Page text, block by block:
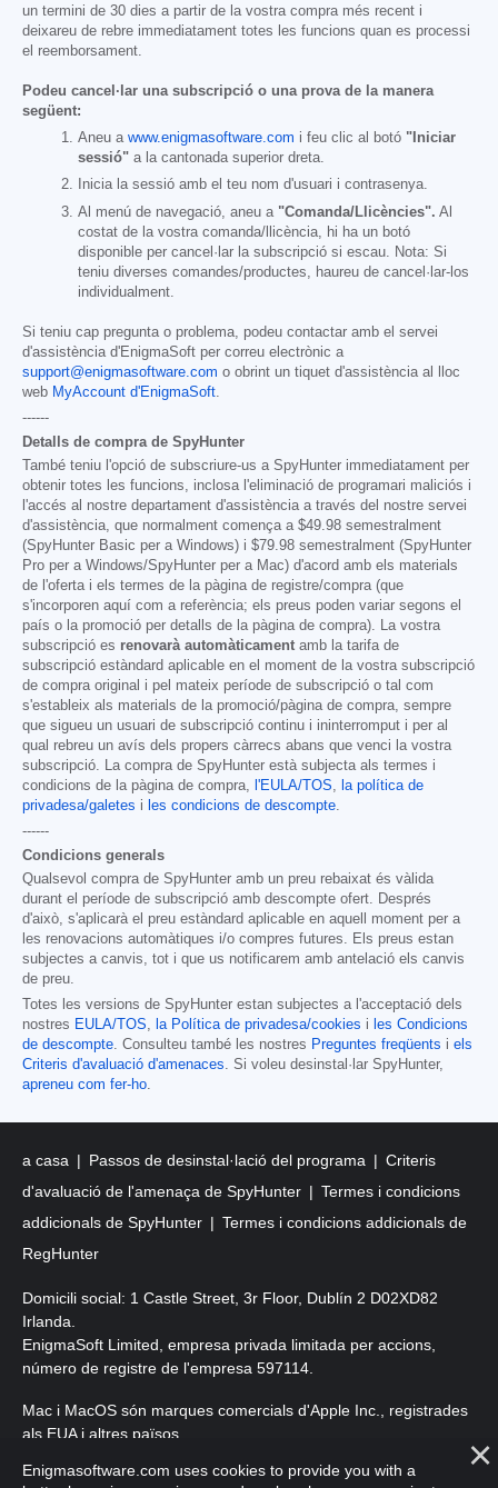
un termini de 30 dies a partir de la vostra compra més recent i
deixareu de rebre immediatament totes les funcions quan es processi
el reemborsament.
Podeu cancel·lar una subscripció o una prova de la manera
següent:
Aneu a www.enigmasoftware.com i feu clic al botó "Iniciar
sessió" a la cantonada superior dreta.
Inicia la sessió amb el teu nom d'usuari i contrasenya.
Al menú de navegació, aneu a "Comanda/Llicències". Al
costat de la vostra comanda/llicència, hi ha un botó
disponible per cancel·lar la subscripció si escau. Nota: Si
teniu diverses comandes/productes, haureu de cancel·lar-los
individualment.
Si teniu cap pregunta o problema, podeu contactar amb el servei
d'assistència d'EnigmaSoft per correu electrònic a
support@enigmasoftware.com o obrint un tiquet d'assistència al lloc
web MyAccount d'EnigmaSoft
------
Detalls de compra de SpyHunter
També teniu l'opció de subscriure-us a SpyHunter immediatament per
obtenir totes les funcions, inclosa l'eliminació de programari maliciós i
l'accés al nostre departament d'assistència a través del nostre servei
d'assistència, que normalment comença a $49.98 semestralment
(SpyHunter Basic per a Windows) i $79.98 semestralment (SpyHunter
Pro per a Windows/SpyHunter per a Mac) d'acord amb els materials
de l'oferta i els termes de la pàgina de registre/compra (que
s'incorporen aquí com a referència; els preus poden variar segons el
país o la promoció per detalls de la pàgina de compra). La vostra
subscripció es renovarà automàticament amb la tarifa de
subscripció estàndard aplicable en el moment de la vostra subscripció
de compra original i pel mateix període de subscripció o tal com
s'estableix als materials de la promoció/pàgina de compra, sempre
que sigueu un usuari de subscripció continu i ininterromput i per al
qual rebreu un avís dels propers càrrecs abans que venci la vostra
subscripció. La compra de SpyHunter està subjecta als termes i
condicions de la pàgina de compra,
l'EULA/TOS
la política de
privadesa/galetes i les condicions de descompte
------
Condicions generals
Qualsevol compra de SpyHunter amb un preu rebaixat és vàlida
durant el període de subscripció amb descompte ofert. Després
d'això, s'aplicarà el preu estàndard aplicable en aquell moment per a
les renovacions automàtiques i/o compres futures. Els preus estan
subjectes a canvis, tot i que us notificarem amb antelació els canvis
de preu.
Totes les versions de SpyHunter estan subjectes a l'acceptació dels
nostres EULA/TOS la Política de privadesa/cookies i les Condicions
de descompte . Consulteu també les nostres Preguntes freqüents i els
Criteris d'avaluació d'amenaces . Si voleu desinstal·lar SpyHunter,
apreneu com fer-ho
a casa Passos de desinstal·lació del programa
Criteris
d'avaluació de l'amenaça de SpyHunter
Termes i condicions
addicionals de SpyHunter
Termes i condicions addicionals de
RegHunter
Domicili social: 1 Castle Street, 3r Floor, Dublín 2 D02XD82
Irlanda.
EnigmaSoft Limited, empresa privada limitada per accions,
número de registre de l'empresa 597114.
Mac i MacOS són marques comercials d'Apple Inc., registrades
als EUA i altres països.
Copyright 2016-2026 . EnigmaSoft Ltd. Tots els drets reservats.
Enigmasoftware.com uses cookies to provide you with a